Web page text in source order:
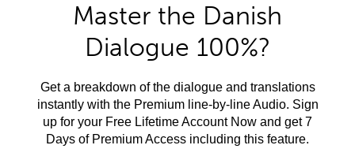
Master the Danish
Dialogue 100%?
Get a breakdown of the dialogue and translations
instantly with the Premium line-by-line Audio. Sign
up for your Free Lifetime Account Now and get 7
Days of Premium Access including this feature.